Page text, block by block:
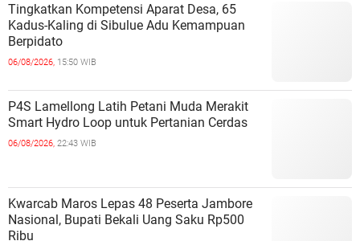
Tingkatkan Kompetensi Aparat Desa, 65
Kadus-Kaling di Sibulue Adu Kemampuan
Berpidato
06/08/2026, 15:50 WIB
P4S Lamellong Latih Petani Muda Merakit
Smart Hydro Loop untuk Pertanian Cerdas
06/08/2026, 22:43 WIB
Kwarcab Maros Lepas 48 Peserta Jambore
Nasional, Bupati Bekali Uang Saku Rp500
Ribu